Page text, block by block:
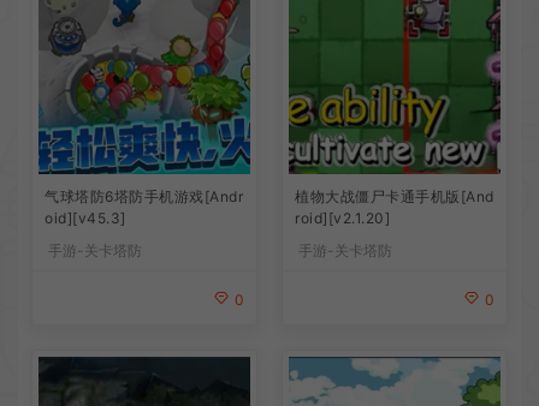
气球塔防6塔防手机游戏[Andr
oid][v45.3]
手游-关卡塔防
0
植物大战僵尸卡通手机版[And
roid][v2.1.20]
手游-关卡塔防
0